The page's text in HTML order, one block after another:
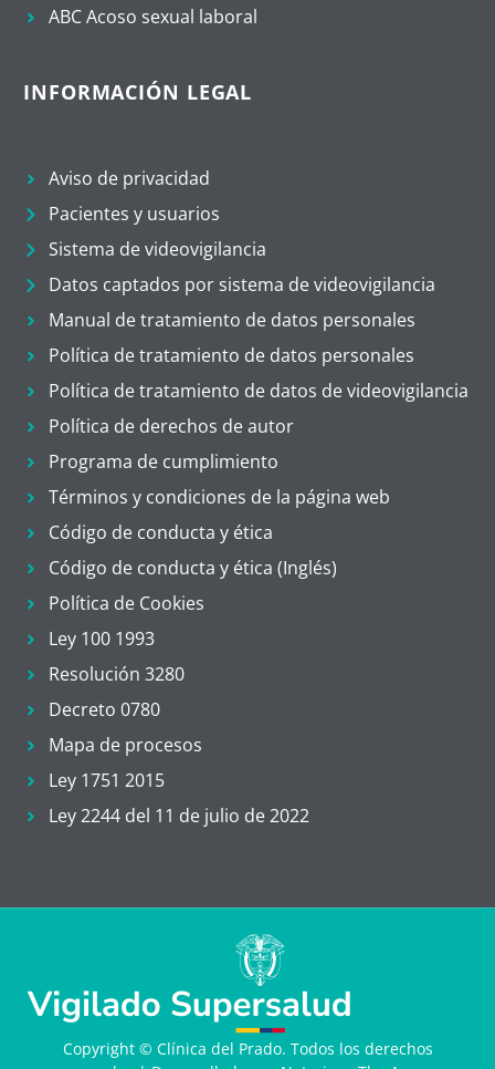
ABC Acoso sexual laboral
INFORMACIÓN LEGAL
Aviso de privacidad
Pacientes y usuarios
Sistema de videovigilancia
Datos captados por sistema de videovigilancia
Manual de tratamiento de datos personales
Política de tratamiento de datos personales
Política de tratamiento de datos de videovigilancia
Política de derechos de autor
Programa de cumplimiento
Términos y condiciones de la página web
Código de conducta y ética
Código de conducta y ética (Inglés)
Política de Cookies
Ley 100 1993
Resolución 3280
Decreto 0780
Mapa de procesos
Ley 1751 2015
Ley 2244 del 11 de julio de 2022
Copyright © Clínica del Prado. Todos los derechos